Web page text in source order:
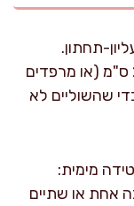
עליון-תחתון.
משמנים היטב תבנית בקוטר 24–26 ס"מ (או מרפדים
שהשוליים לא
מימית:
אחת או שתיים